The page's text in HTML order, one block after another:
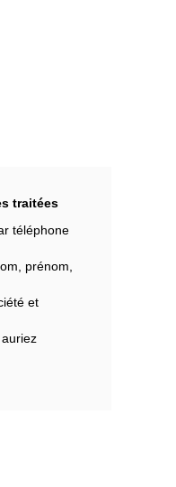
traitées
téléphone
prénom,
et